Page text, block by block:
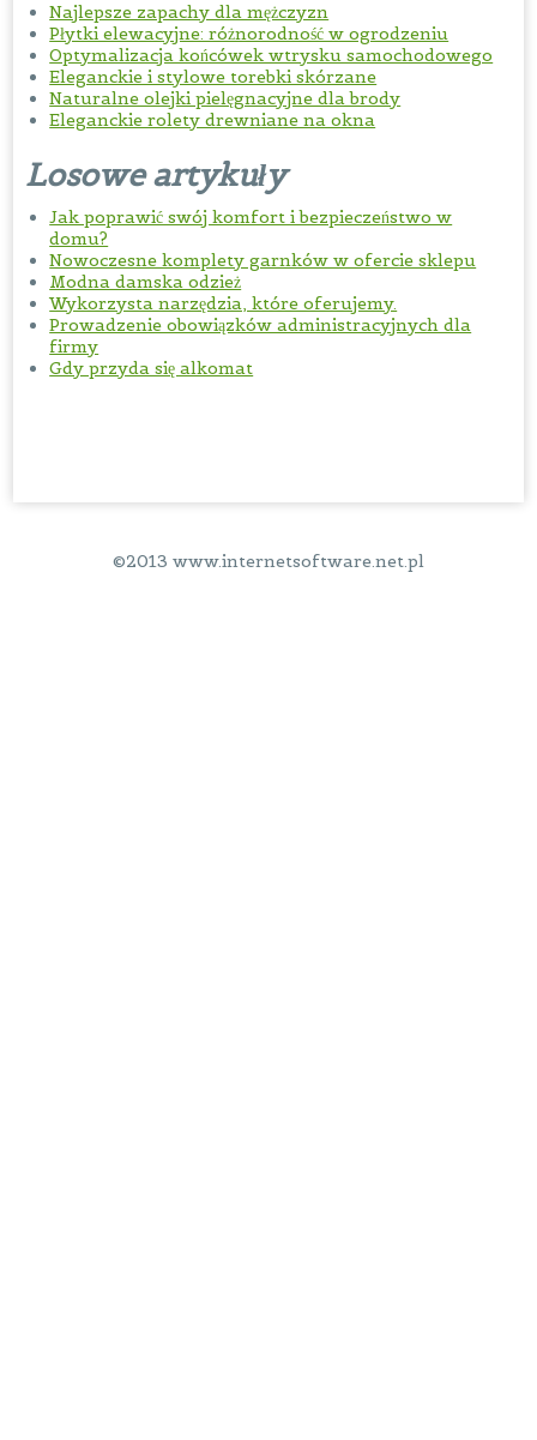
Najlepsze zapachy dla mężczyzn
Płytki elewacyjne: różnorodność w ogrodzeniu
Optymalizacja końcówek wtrysku samochodowego
Eleganckie i stylowe torebki skórzane
Naturalne olejki pielęgnacyjne dla brody
Eleganckie rolety drewniane na okna
Losowe artykuły
Jak poprawić swój komfort i bezpieczeństwo w
domu?
Nowoczesne komplety garnków w ofercie sklepu
Modna damska odzież
Wykorzysta narzędzia, które oferujemy.
Prowadzenie obowiązków administracyjnych dla
firmy
Gdy przyda się alkomat
©2013 www.internetsoftware.net.pl